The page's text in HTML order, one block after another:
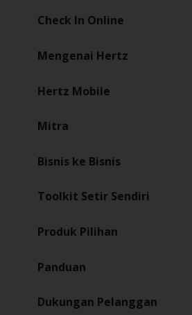
Check In Online
Mengenai Hertz
Hertz Mobile
Mitra
Bisnis ke Bisnis
Toolkit Setir Sendiri
Produk Pilihan
Panduan
Dukungan Pelanggan